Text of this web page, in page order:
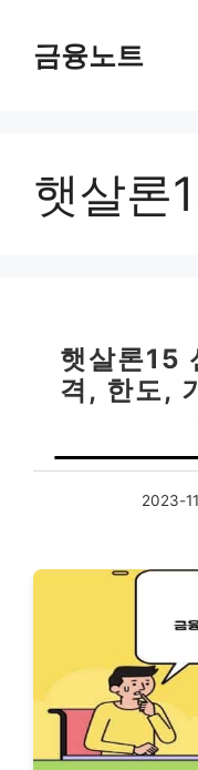
금융노트
햇살론
햇살론15
격, 한도,
2023-